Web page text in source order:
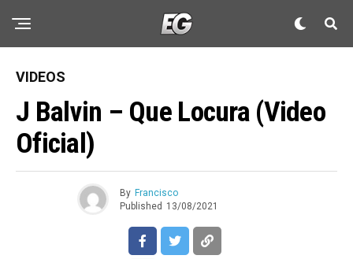
VIDEOS
J Balvin – Que Locura (Video
Oficial)
By Francisco
Published 13/08/2021